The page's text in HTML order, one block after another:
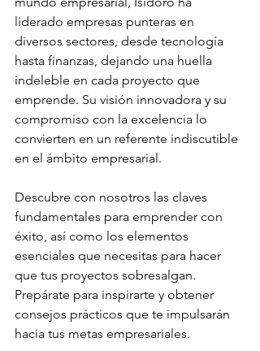
liderado empresas punteras en
diversos sectores, desde tecnología
hasta finanzas, dejando una huella
indeleble en cada proyecto que
emprende. Su visión innovadora y su
compromiso con la excelencia lo
convierten en un referente indiscutible
en el ámbito empresarial.
Descubre con nosotros las claves
fundamentales para emprender con
éxito, así como los elementos
esenciales que necesitas para hacer
que tus proyectos sobresalgan.
Prepárate para inspirarte y obtener
consejos prácticos que te impulsarán
hacia tus metas empresariales.